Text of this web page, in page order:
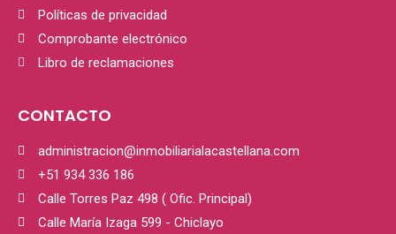
Políticas de privacidad
Comprobante electrónico
Libro de reclamaciones
CONTACTO
administracion@inmobiliarialacastellana.com
+51 934 336 186
Calle Torres Paz 498 ( Ofic. Principal)
Calle María Izaga 599 - Chiclayo